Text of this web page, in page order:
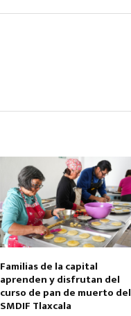
Familias de la capital
aprenden y disfrutan del
curso de pan de muerto del
SMDIF Tlaxcala